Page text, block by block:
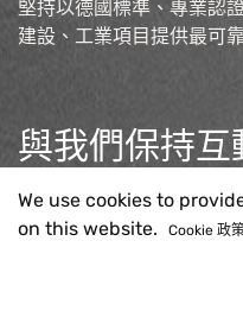
堅持以德國標準、專業認
建設、工業項目提供最可
與我們保持互
聯絡我們
sales@pcc-
We use cookies to
on this website.
Cookie 政